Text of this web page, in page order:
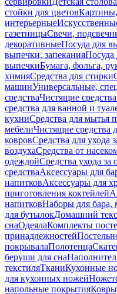
стойки для цветов
интерьерные
газетницыСвечи,
декоративныеПосуда для
выпечки, запеканияПосуда
выпечкиБумага, фольга,
химияСредства для стирки
машинУниверсальные,
средстваЧистящие
средства для ванной и
кухниСредства для мытья
мебелиЧистящие средства
ковровСредства для ухода
воздухаСредства от
одеждойСредства ухода за
средстваАксессуары для
напитковАксессуары для
приготовления коктейлей
напитковНаборы для бара,
для бутылокДомашний
снаОдеялаКомплекты
принадлежностей
покрывалаПолотенца
беруши для сна
текстиляТканиКухонные
для кухонных ножей
напольные покрытия